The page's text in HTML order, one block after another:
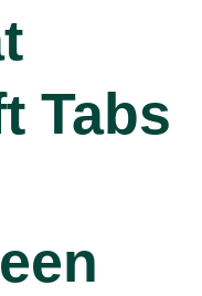
Tabs